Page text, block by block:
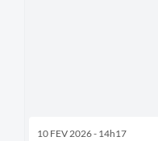
10 FEV 2026 - 14h17